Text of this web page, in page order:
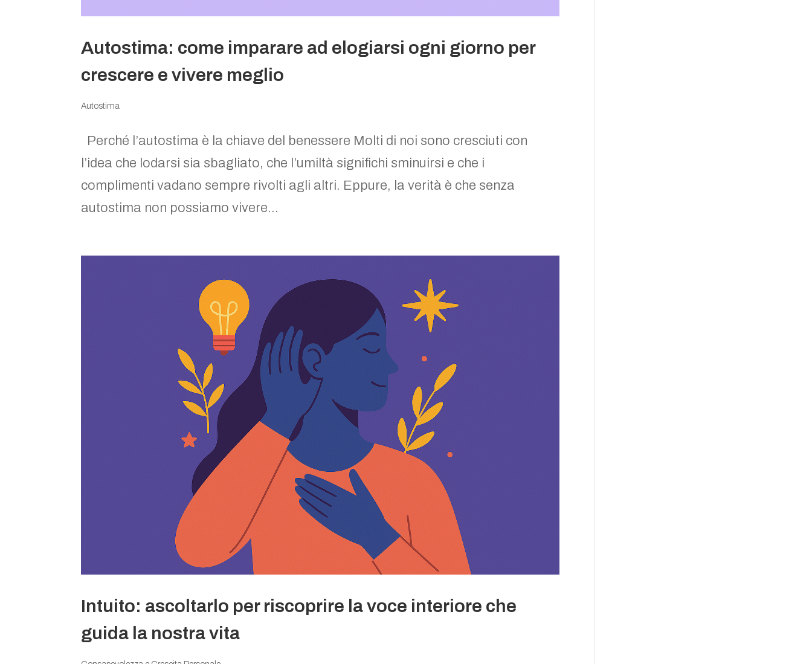
Autostima: come imparare ad elogiarsi ogni giorno per
crescere e vivere meglio
Autostima
Perché l’autostima è la chiave del benessere Molti di noi sono cresciuti con
l’idea che lodarsi sia sbagliato, che l’umiltà significhi sminuirsi e che i
complimenti vadano sempre rivolti agli altri. Eppure, la verità è che senza
autostima non possiamo vivere...
Intuito: ascoltarlo per riscoprire la voce interiore che
guida la nostra vita